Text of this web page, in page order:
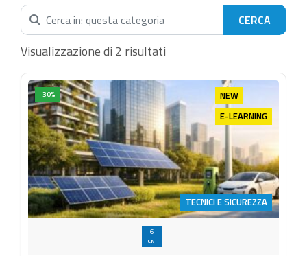
Cerca nella categoria...
Visualizzazione di 2 risultati
-30%
NEW
E-LEARNING
TECNICI E SICUREZZA
6
CNI